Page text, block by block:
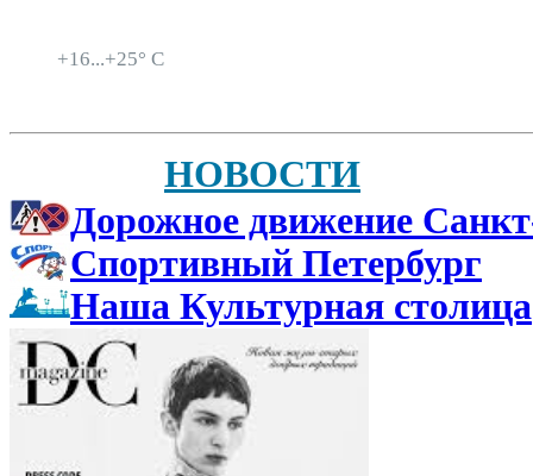
+16...+25° C
НОВОСТИ
Дорожное движение
Спортивный Петербург
Наша Культурная столица